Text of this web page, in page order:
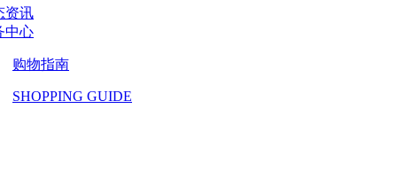
资讯
中心
购物指南
SHOPPING GUIDE